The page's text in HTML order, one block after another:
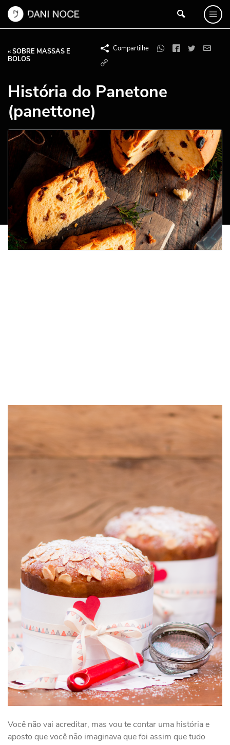
« SOBRE MASSAS E
BOLOS
Compartilhe
História do Panetone
(panettone)
Você não vai acreditar, mas vou te contar uma história e
aposto que você não imaginava que foi assim que tudo